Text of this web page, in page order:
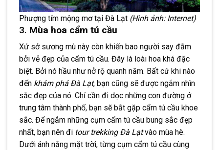
Phượng tím mộng mơ tại Đà Lạt (Hình ảnh: Internet)
3. Mùa hoa cẩm tú cầu
Xứ sở sương mù này còn khiến bao người say đắm
bởi vẻ đẹp của cẩm tú cầu. Đây là loài hoa khá đặc
biệt. Bởi nó hầu như nở rộ quanh năm. Bất cứ khi nào
đến khám phá Đà Lạt, bạn cũng sẽ được ngắm nhìn
sắc đẹp của nó. Chỉ cần đi dọc những con đường ở
trung tâm thành phố, bạn sẽ bắt gặp cẩm tú cầu khoe
sắc. Để ngắm những cụm cẩm tú cầu bung sắc đẹp
nhất, bạn nên đi tour trekking Đà Lạtvào mùa hè.
Dưới ánh nắng mặt trời, từng cụm cẩm tú cầu cùng